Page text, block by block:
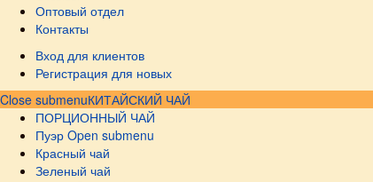
Оптовый отдел
Контакты
Вход для клиентов
Регистрация для новых
Close submenuКИТАЙСКИЙ ЧАЙ
ПОРЦИОННЫЙ ЧАЙ
Пуэр Open submenu
Красный чай
Зеленый чай